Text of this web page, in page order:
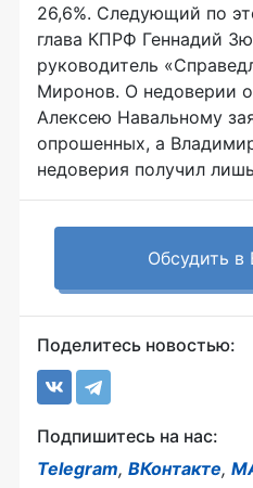
26,6%. Следующий по
глава КПРФ Геннадий
руководитель
Миронов. О недоверии
Алексею Навальному
опрошенных, а
недоверия получил
Обсудить в
Поделитесь новостью:
Подпишитесь на нас:
Telegram, ВКонтакте,